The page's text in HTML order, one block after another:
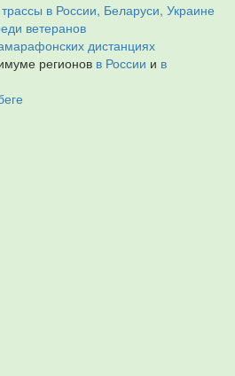
в России, Беларуси, Украине
ветеранов
дистанциях
регионов в России и в